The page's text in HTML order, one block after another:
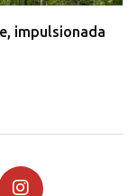
impulsionada